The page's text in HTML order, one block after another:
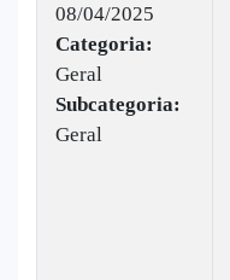
08/04/2025
Categoria:
Geral
Subcategoria:
Geral